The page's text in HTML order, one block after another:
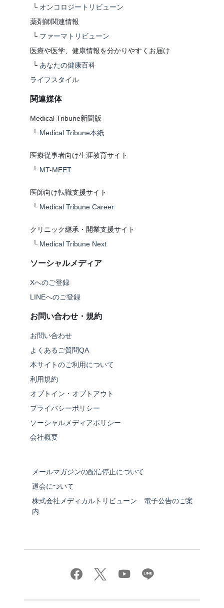
└ オンコロジートリビューン
薬剤師関連情報
└ ファーマトリビューン
医療や医学、健康情報を分かりやすくお届け
└ あなたの健康百科
ライフスタイル
関連媒体
Medical Tribune新聞版
└ Medical Tribune本紙
医療従事者向け生涯教育サイト
└ MT-MEET
医師向け転職支援サイト
└ Medical Tribune Career
クリニック継承・開業支援サイト
└ Medical Tribune Next
ソーシャルメディア
Xへのご登録
LINEへのご登録
お問い合わせ・規約
お問い合わせ
よくあるご質問QA
本サイトのご利用について
利用規約
オプトイン・オプトアウト
プライバシーポリシー
ソーシャルメディアポリシー
会社概要
メールマガジンの配信停止について
退会について
株式会社メディカルトリビューン 電子公告のご案
内